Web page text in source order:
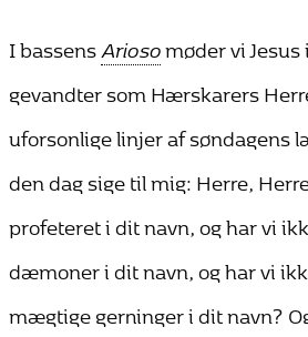
I bassensAriosomøder vi
gevandter som Hærskarers
uforsonlige linjer af søndagens
den dag sige til mig: Herre,
profeteret i dit navn, og har vi
dæmoner i dit navn, og har vi
mægtige gerninger i dit navn?